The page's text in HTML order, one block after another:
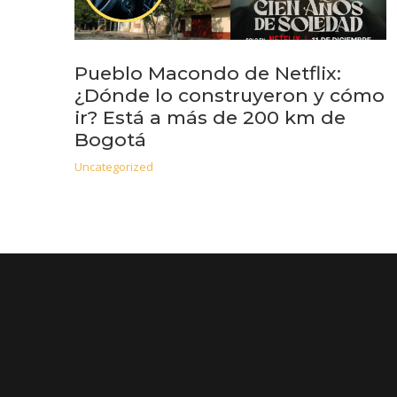
Pueblo Macondo de Netflix:
¿Dónde lo construyeron y cómo
ir? Está a más de 200 km de
Bogotá
Uncategorized